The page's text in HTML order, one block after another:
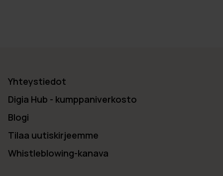
Yhteystiedot
Digia Hub - kumppaniverkosto
Blogi
Tilaa uutiskirjeemme
Whistleblowing-kanava